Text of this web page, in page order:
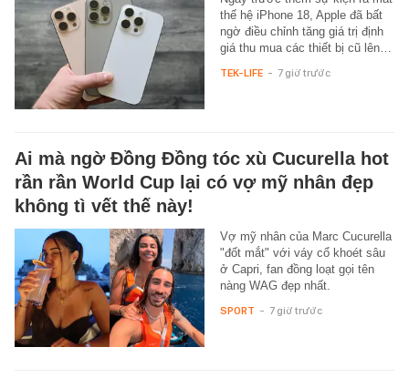
thế hệ iPhone 18, Apple đã bất
ngờ điều chỉnh tăng giá trị định
giá thu mua các thiết bị cũ lên…
TEK-LIFE - 7 giờ trước
Ai mà ngờ Đồng Đồng tóc xù Cucurella hot
rần rần World Cup lại có vợ mỹ nhân đẹp
không tì vết thế này!
Vợ mỹ nhân của Marc Cucurella
"đốt mắt" với váy cổ khoét sâu
ở Capri, fan đồng loạt gọi tên
nàng WAG đẹp nhất.
SPORT - 7 giờ trước